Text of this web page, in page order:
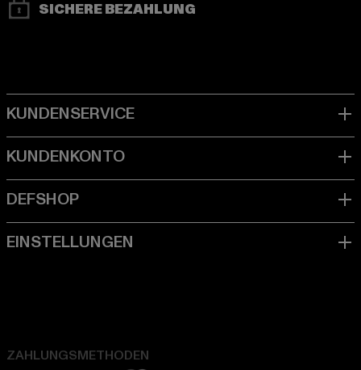
SICHERE BEZAHLUNG
ZAHLUNGSMETHODEN